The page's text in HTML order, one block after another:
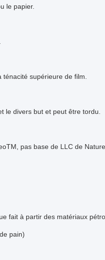
le papier.
supérieure de film.
le divers but et peut être tordu.
pas base de LLC de
fait à partir des matériaux
pain)